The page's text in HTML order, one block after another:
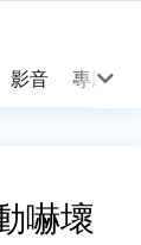
影音 專題
嚇壞